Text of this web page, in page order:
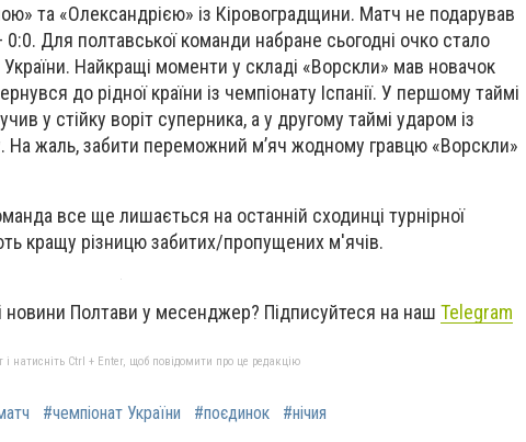
та «Олександрією» із Кіровоградщини. Матч не подарував
0:0. Для полтавської команди набране сьогодні очко стало
Найкращі моменти у складі «Ворскли» мав новачок
до рідної країни із чемпіонату Іспанії. У першому таймі
у стійку воріт суперника, а у другому таймі ударом із
На жаль, забити переможний м’яч жодному гравцю «Ворскли»
все ще лишається на останній сходинці турнірної
кращу різницю забитих/пропущених м'ячів.
Полтави у месенджер? Підписуйтеся на наш Telegram
натисніть Ctrl + Enter, щоб повідомити про це редакцію
#чемпіонат України #поєдинок #нічия